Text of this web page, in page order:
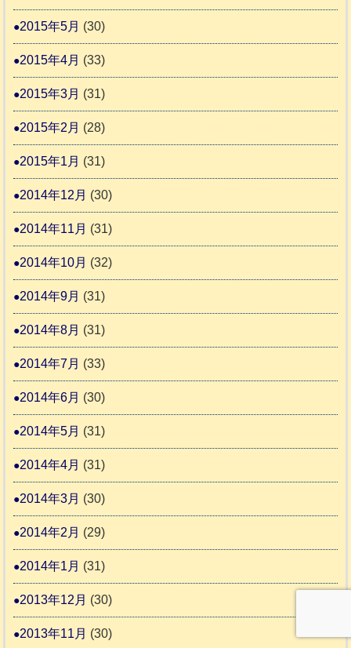
2015年5月 (30)
2015年4月 (33)
2015年3月 (31)
2015年2月 (28)
2015年1月 (31)
2014年12月 (30)
2014年11月 (31)
2014年10月 (32)
2014年9月 (31)
2014年8月 (31)
2014年7月 (33)
2014年6月 (30)
2014年5月 (31)
2014年4月 (31)
2014年3月 (30)
2014年2月 (29)
2014年1月 (31)
2013年12月 (30)
2013年11月 (30)